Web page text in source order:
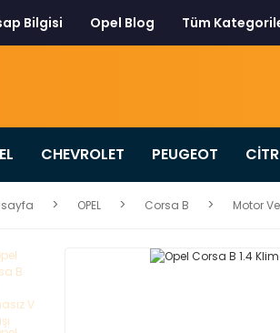
Bilgisi Opel Blog Tüm
CHEVROLET PEUGEOT
OPEL Corsa B Motor